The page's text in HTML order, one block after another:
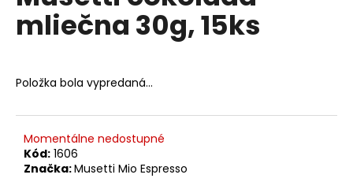
mliečna 30g, 15ks
Položka bola vypredaná…
Momentálne nedostupné
Kód: 1606
Značka:Musetti Mio Espresso
a
m
CAFFÉ
TRADIZIONE
ORO
ZRNKOVÁ